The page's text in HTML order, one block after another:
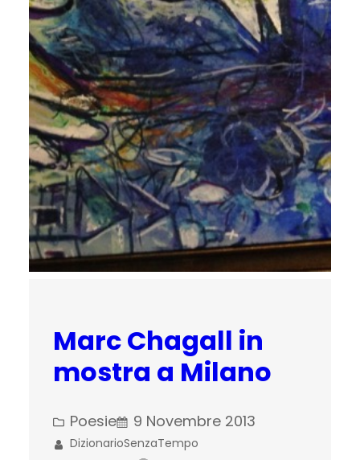
Marc Chagall in
mostra a Milano
Poesie 9 Novembre 2013
DizionarioSenzaTempo